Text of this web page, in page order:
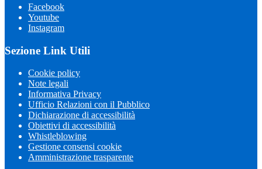
Facebook
Youtube
Instagram
Sezione Link Utili
Cookie policy
Note legali
Informativa Privacy
Ufficio Relazioni con il Pubblico
Dichiarazione di accessibilità
Obiettivi di accessibilità
Whistleblowing
Gestione consensi cookie
Amministrazione trasparente